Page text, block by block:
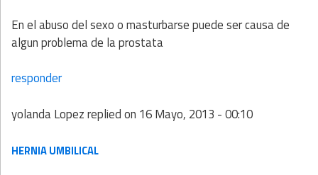
En el abuso del sexo o masturbarse puede ser causa de
algun problema de la prostata
responder
yolanda Lopezreplied on 16 Mayo, 2013 - 00:10
HERNIA UMBILICAL